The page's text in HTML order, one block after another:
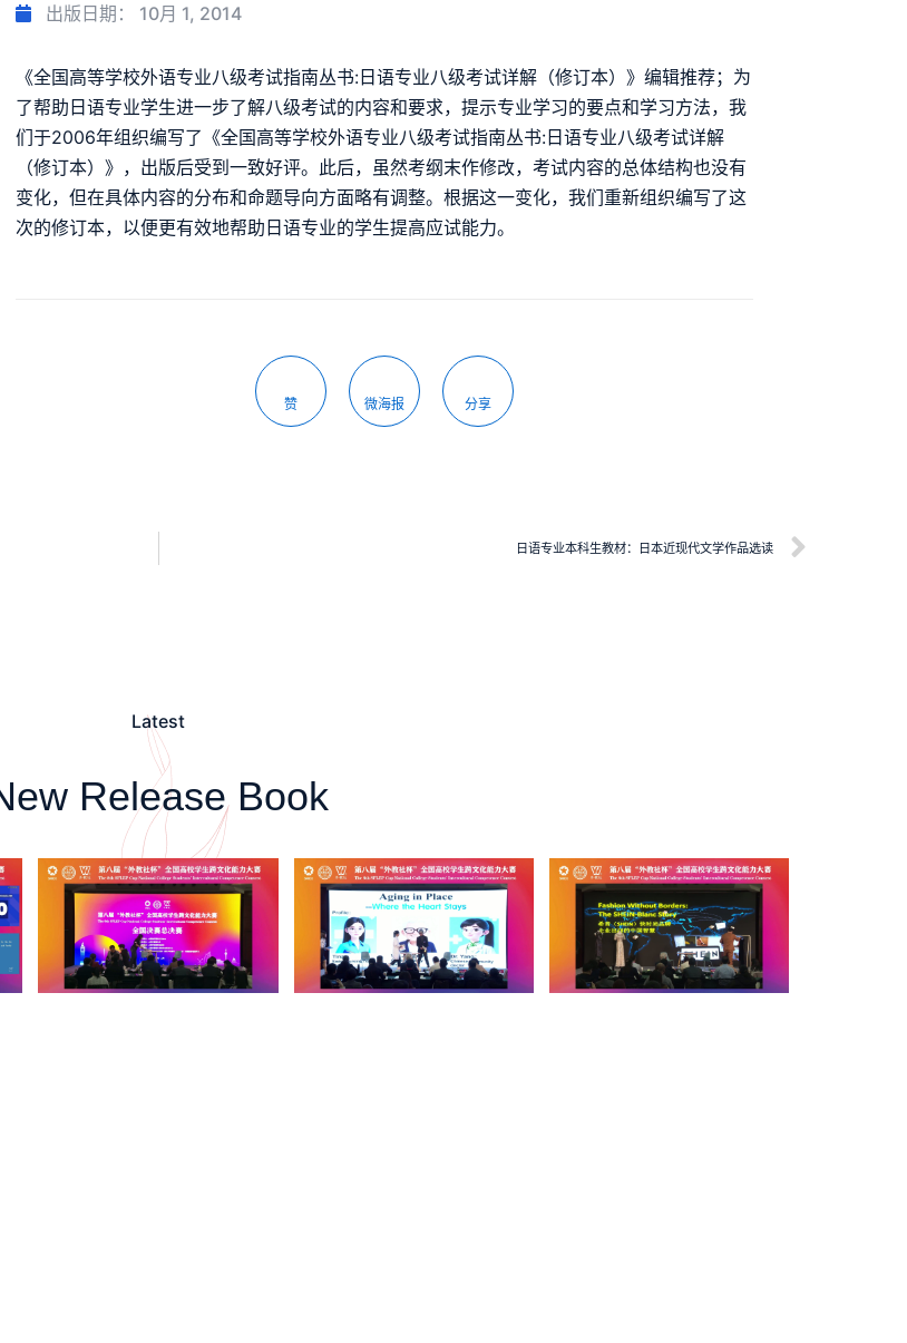
出版日期： 10月 1, 2014
《全国高等学校外语专业八级考试指南丛书:日语专业八级考试详解（修订本）》编辑推荐；为
了帮助日语专业学生进一步了解八级考试的内容和要求，提示专业学习的要点和学习方法，我
们于2006年组织编写了《全国高等学校外语专业八级考试指南丛书:日语专业八级考试详解
（修订本）》，出版后受到一致好评。此后，虽然考纲末作修改，考试内容的总体结构也没有
变化，但在具体内容的分布和命题导向方面略有调整。根据这一变化，我们重新组织编写了这
次的修订本，以便更有效地帮助日语专业的学生提高应试能力。
赞 微海报 分享
日语专业本科生教材：日本近现代文学作品选读
Latest
Release Book